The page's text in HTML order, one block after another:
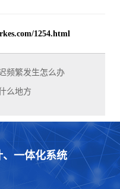
1254.html
频繁发生怎么办
么地方
一体化系统